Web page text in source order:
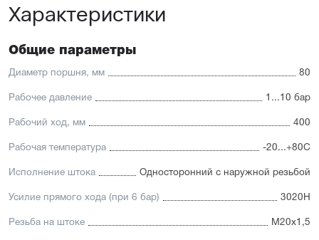
Отличительные черты:
Имеется опрос положения и упругие элементы
демпфирования
Увеличенный срок службы благодаря
Подходит для использования в пищевой
Простой монтаж в ограниченном пространстве
Характеристики
Общие параметры
Диаметр поршня, мм 80
Рабочее давление 1...10 бар
Рабочий ход, мм 400
Рабочая температура -20...+80С
Исполнение штока Односторонний с наружной резьбой
Усилие прямого хода (при 6 бар) 3020Н
Резьба на штоке М20х1,5